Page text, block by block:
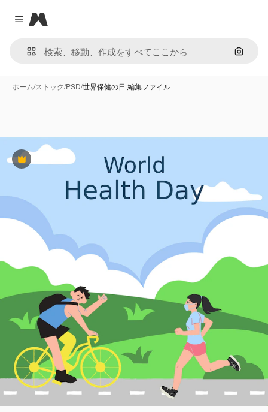
Close menu
Magnific
画像で
ホーム/ストック/PSD/世界保健の日 編集ファイル
Premium